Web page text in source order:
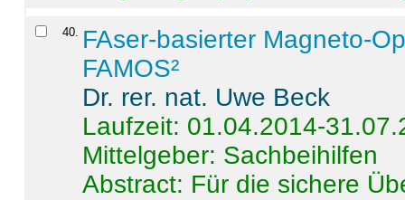
40. FAser-basierter Magneto-
FAMOS²
Dr. rer. nat. Uwe Beck
Laufzeit: 01.04.2014-
Mittelgeber: Sachbeihilfen
Abstract: Für die sichere